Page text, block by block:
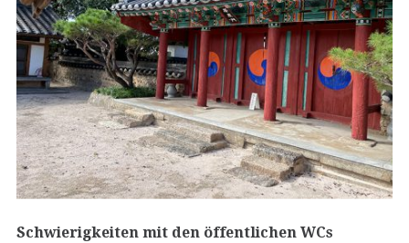
Schwierigkeiten mit den öffentlichen WCs